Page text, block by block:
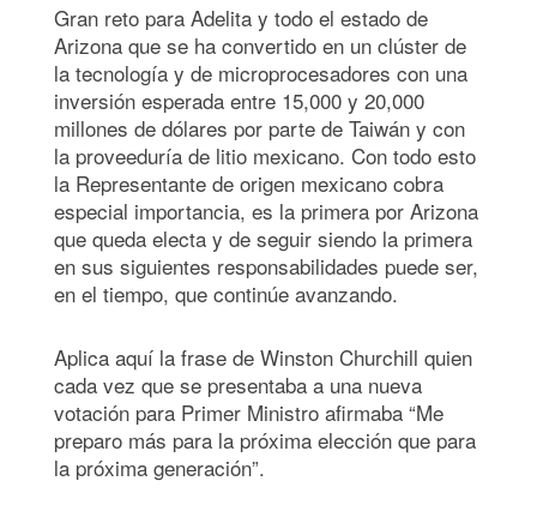
Gran reto para Adelita y todo el estado de
Arizona que se ha convertido en un clúster de
la tecnología y de microprocesadores con una
inversión esperada entre 15,000 y 20,000
millones de dólares por parte de Taiwán y con
la proveeduría de litio mexicano. Con todo esto
la Representante de origen mexicano cobra
especial importancia, es la primera por Arizona
que queda electa y de seguir siendo la primera
en sus siguientes responsabilidades puede ser,
en el tiempo, que continúe avanzando.
Aplica aquí la frase de Winston Churchill quien
cada vez que se presentaba a una nueva
votación para Primer Ministro afirmaba “Me
preparo más para la próxima elección que para
la próxima generación”.